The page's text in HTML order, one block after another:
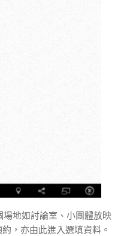
地如討論室、小團體放映
，亦由此進入選填資料。